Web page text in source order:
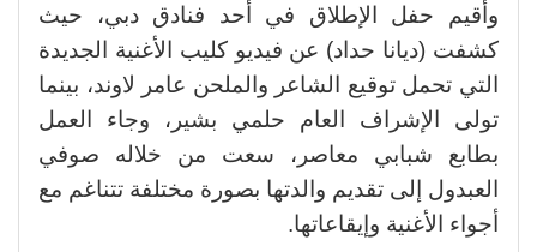
وأقيم حفل الإطلاق في أحد فنادق دبي، حيث
كشفت (ديانا حداد) عن فيديو كليب الأغنية الجديدة
التي تحمل توقيع الشاعر والملحن عامر لاوند، بينما
تولى الإشراف العام حلمي بشير، وجاء العمل
بطابع شبابي معاصر، سعت من خلاله صوفي
العبدول إلى تقديم والدتها بصورة مختلفة تتناغم مع
أجواء الأغنية وإيقاعاتها.